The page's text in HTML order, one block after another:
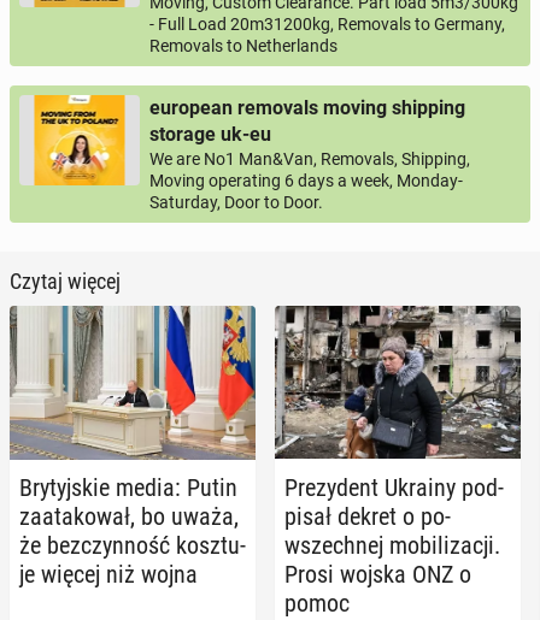
- Full Load 20m31200kg, Removals to Germany,
Removals to Netherlands
european removals moving shipping
storage uk-eu
We are No1 Man&Van, Removals, Shipping,
Moving operating 6 days a week, Monday-
Saturday, Door to Door.
Czytaj więcej
Bry­tyj­skie media: Putin
za­ata­ko­wał, bo uważa,
że bez­czyn­ność kosz­tu­
je więcej niż wojna
Pre­zy­dent Ukrainy pod­
pi­sał dekret o po­
wszech­nej mo­bi­li­za­cji.
Prosi wojska ONZ o
pomoc